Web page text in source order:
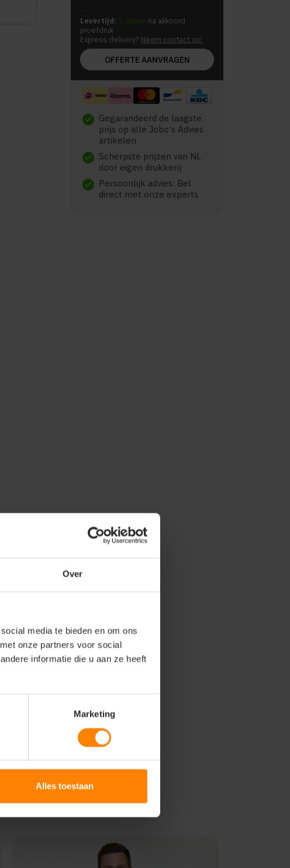
Over
media te bieden en om ons
onze partners voor social
informatie die u aan ze heeft
Marketing
Alles toestaan
Levertijd: 5 dagen na akkoord
proefdruk
Express delivery? Neem contact op!
OFFERTE AANVRAGEN
check Gegarandeerd de laagste
prijs op alle Jobo's Advies
artikelen
check Scherpste prijzen van NL
door eigen drukkerij
check
Persoonlijk advies: Bel
direct met onze experts